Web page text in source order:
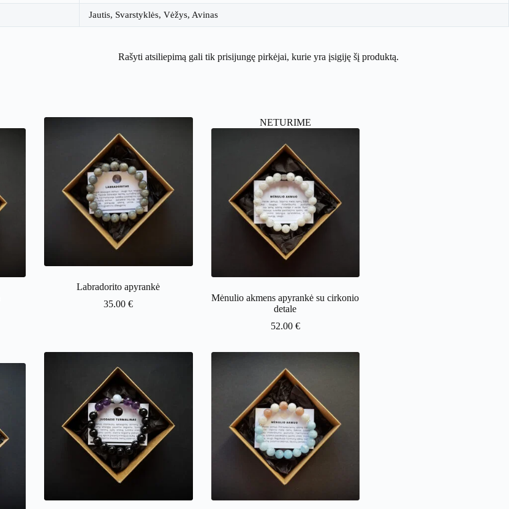
Jautis, Svarstyklės, Vėžys, Avinas
Rašyti atsiliepimą gali tik prisijungę pirkėjai, kurie yra įsigiję šį produktą.
Labradorito apyrankė
35.00€
NETURIME
Mėnulio akmens apyrankė su cirkonio
detale
52.00 €